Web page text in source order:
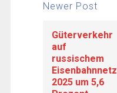
Newer Post
Güterverkehr
auf
russischem
Eisenbahnnetz
2025 um 5,6